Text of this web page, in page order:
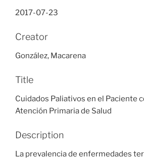
2017-07-23
Creator
González, Macarena
Title
Cuidados Paliativos en el Paciente
Atención Primaria de Salud
Description
La prevalencia de enfermedades